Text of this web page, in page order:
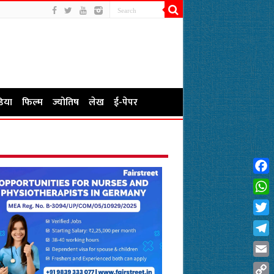
फिल्म ज्योतिष लेख ई-पेपर